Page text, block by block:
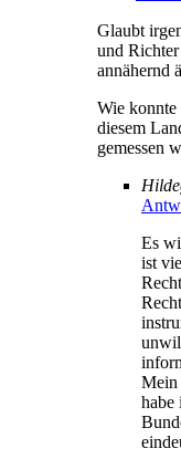
Glaubt
und
annähernd
Wie konnte
diesem
gemessen
Es
ist
Mein
habe